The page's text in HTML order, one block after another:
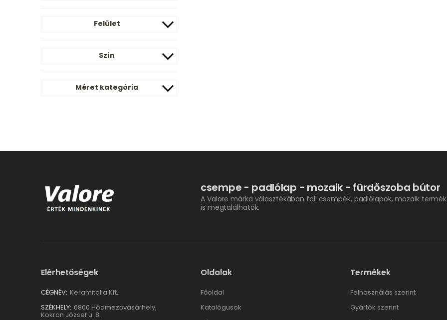
Felület
Szín
Méret kategória
csempe - padlólap - mozaik - fürdőszoba bútor
A Valore márka választékában fali csempék, padlólapok, mozaik
is megtalálhatók.
Elérhetőségek
CÉGNÉV: Keramitalia Kft.
SZÉKHELY: 6800 Hódmezővásárhely,
Kokron József u. 8.
Oldalak
Főoldal
Katalógusok
Termékek
Felhasználás szerint
Gyártók szerint